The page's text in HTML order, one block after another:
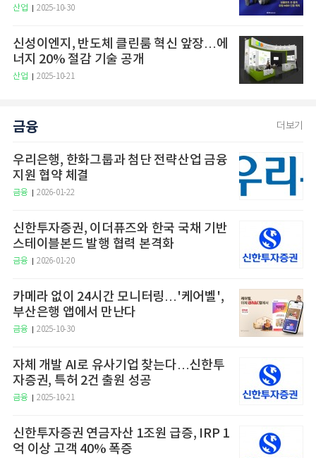
산업 2025-10-30
신성이엔지, 반도체 클린룸 혁신 앞장…에
너지 20% 절감 기술 공개
산업 2025-10-21
금융 더보기
우리은행, 한화그룹과 첨단 전략산업 금융
지원 협약 체결
금융 2026-01-22
신한투자증권, 이더퓨즈와 한국 국채 기반
스테이블본드 발행 협력 본격화
금융 2026-01-20
카메라 없이 24시간 모니터링…'케어벨',
부산은행 앱에서 만난다
금융 2025-10-30
자체 개발 AI로 유사기업 찾는다…신한투
자증권, 특허 2건 출원 성공
금융 2025-10-21
신한투자증권 연금자산 1조원 급증, IRP 1
억 이상 고객 40% 폭증